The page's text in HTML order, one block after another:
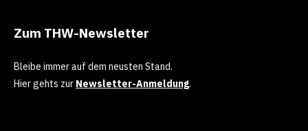
Zum THW-Newsletter
Bleibe immer auf dem neusten Stand.
Hier gehts zur Newsletter-Anmeldung.